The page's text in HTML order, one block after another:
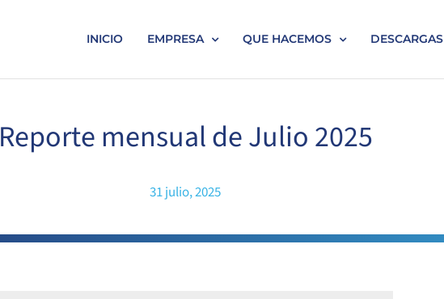
INICIO EMPRESA QUE HACEMOS DESCARGAS
Reporte mensual de Julio 2025
31 julio, 2025